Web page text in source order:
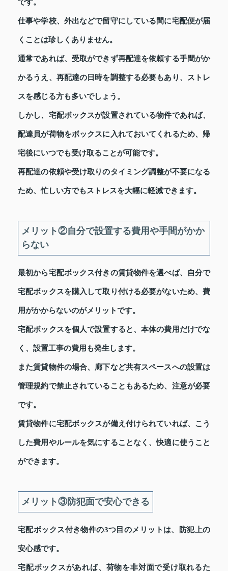
です。
仕事や学校、外出などで留守にしている間に宅配便が届
くことは珍しくありません。
通常であれば、受取ができず再配達を依頼する手間がか
かるうえ、再配達の日時を調整する必要もあり、ストレ
スを感じる方も多いでしょう。
しかし、宅配ボックスが設置されている物件であれば、
配達員が荷物をボックスに入れておいてくれるため、帰
宅後にいつでも受け取ることが可能です。
再配達の依頼や受け取りのタイミング調整が不要になる
ため、忙しい方でもストレスを大幅に軽減できます。
メリット②自分で設置する費用や手間がかか
らない
最初から宅配ボックス付きの賃貸物件を選べば、自分で
宅配ボックスを購入して取り付ける必要がないため、費
用がかからないのがメリットです。
宅配ボックスを個人で設置すると、本体の費用だけでな
く、設置工事の費用も発生します。
また賃貸物件の場合、廊下など共有スペースへの設置は
管理規約で禁止されていることもあるため、注意が必要
です。
賃貸物件に宅配ボックスが備え付けられていれば、こう
した費用やルールを気にすることなく、快適に使うこと
ができます。
メリット③防犯面で安心できる
宅配ボックス付き物件の3つ目のメリットは、防犯上の
安心感です。
宅配ボックスがあれば、荷物を非対面で受け取れるた